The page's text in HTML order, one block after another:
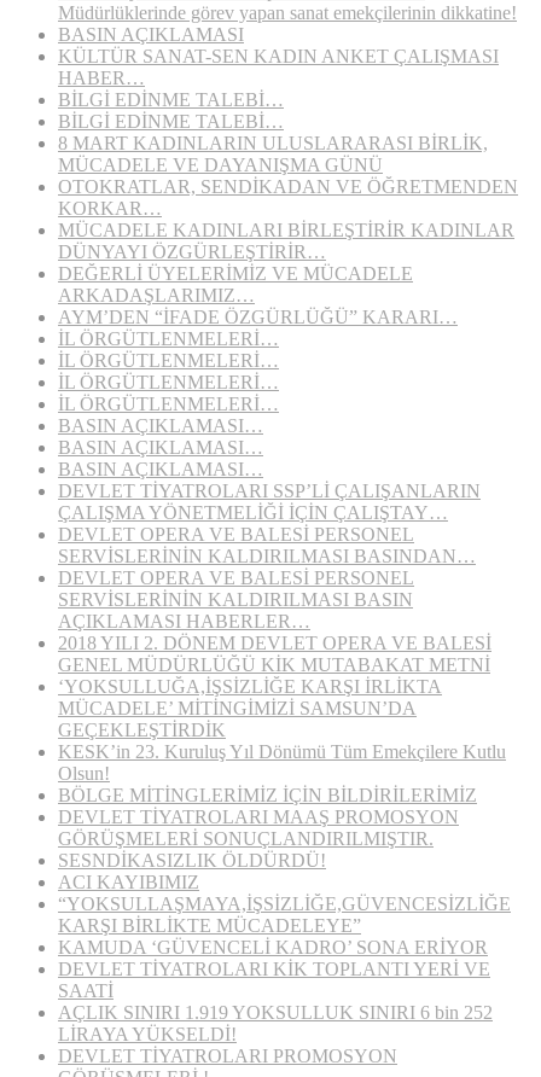
Müdürlüklerinde görev yapan sanat emekçilerinin dikkatine!
BASIN AÇIKLAMASI
KÜLTÜR SANAT-SEN KADIN ANKET ÇALIŞMASI
HABER…
BİLGİ EDİNME TALEBİ…
BİLGİ EDİNME TALEBİ…
8 MART KADINLARIN ULUSLARARASI BİRLİK,
MÜCADELE VE DAYANIŞMA GÜNÜ
OTOKRATLAR, SENDİKADAN VE ÖĞRETMENDEN
KORKAR…
MÜCADELE KADINLARI BİRLEŞTİRİR KADINLAR
DÜNYAYI ÖZGÜRLEŞTİRİR…
DEĞERLİ ÜYELERİMİZ VE MÜCADELE
ARKADAŞLARIMIZ…
AYM’DEN “İFADE ÖZGÜRLÜĞÜ” KARARI…
İL ÖRGÜTLENMELERİ…
İL ÖRGÜTLENMELERİ…
İL ÖRGÜTLENMELERİ…
İL ÖRGÜTLENMELERİ…
BASIN AÇIKLAMASI…
BASIN AÇIKLAMASI…
BASIN AÇIKLAMASI…
DEVLET TİYATROLARI SSP’Lİ ÇALIŞANLARIN
ÇALIŞMA YÖNETMELİĞİ İÇİN ÇALIŞTAY…
DEVLET OPERA VE BALESİ PERSONEL
SERVİSLERİNİN KALDIRILMASI BASINDAN…
DEVLET OPERA VE BALESİ PERSONEL
SERVİSLERİNİN KALDIRILMASI BASIN
AÇIKLAMASI HABERLER…
2018 YILI 2. DÖNEM DEVLET OPERA VE BALESİ
GENEL MÜDÜRLÜĞÜ KİK MUTABAKAT METNİ
‘YOKSULLUĞA,İŞSİZLİĞE KARŞI İRLİKTA
MÜCADELE’ MİTİNGİMİZİ SAMSUN’DA
GEÇEKLEŞTİRDİK
KESK’in 23. Kuruluş Yıl Dönümü Tüm Emekçilere Kutlu
Olsun!
BÖLGE MİTİNGLERİMİZ İÇİN BİLDİRİLERİMİZ
DEVLET TİYATROLARI MAAŞ PROMOSYON
GÖRÜŞMELERİ SONUÇLANDIRILMIŞTIR.
SESNDİKASIZLIK ÖLDÜRDÜ!
ACI KAYIBIMIZ
“YOKSULLAŞMAYA,İŞSİZLİĞE,GÜVENCESİZLİĞE
KARŞI BİRLİKTE MÜCADELEYE”
KAMUDA ‘GÜVENCELİ KADRO’ SONA ERİYOR
DEVLET TİYATROLARI KİK TOPLANTI YERİ VE
SAATİ
AÇLIK SINIRI 1.919 YOKSULLUK SINIRI 6 bin 252
LİRAYA YÜKSELDİ!
DEVLET TİYATROLARI PROMOSYON